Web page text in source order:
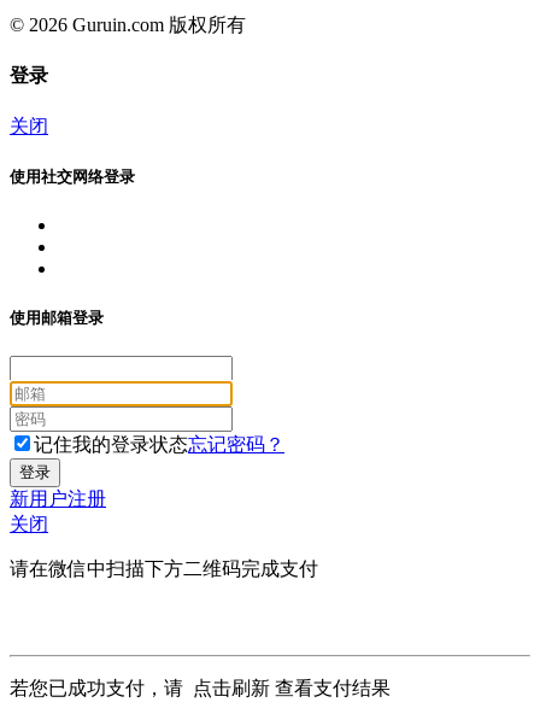
© 2026 Guruin.com 版权所有
登录
关闭
使用社交网络登录
使用邮箱登录
记住我的登录状态忘记密码？
新用户注册
关闭
请在微信中扫描下方二维码完成支付
若您已成功支付，请 点击刷新 查看支付结果